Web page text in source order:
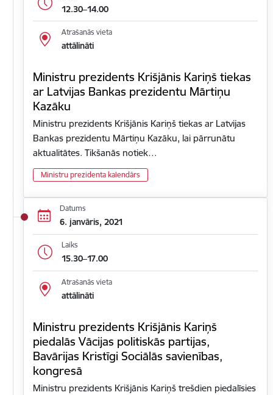
12.30–14.00
Atrašanās vieta
attālināti
Ministru prezidents Krišjānis Kariņš tiekas
ar Latvijas Bankas prezidentu Mārtiņu
Kazāku
Ministru prezidents Krišjānis Kariņš tiekas ar Latvijas
Bankas prezidentu Mārtiņu Kazāku, lai pārrunātu
aktualitātes. Tikšanās notiek…
Ministru prezidenta kalendārs
Datums
6. janvāris, 2021
Laiks
15.30–17.00
Atrašanās vieta
attālināti
Ministru prezidents Krišjānis Kariņš
piedalās Vācijas politiskās partijas,
Bavārijas Kristīgi Sociālās savienības,
kongresā
Ministru prezidents Krišjānis Kariņš trešdien piedalīsies